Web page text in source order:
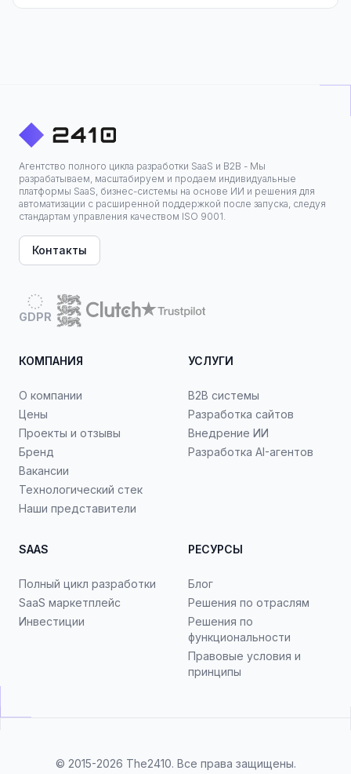
Агентство полного цикла разработки SaaS и B2B - Мы
разрабатываем, масштабируем и продаем индивидуальные
платформы SaaS, бизнес-системы на основе ИИ и решения для
автоматизации с расширенной поддержкой после запуска, следуя
стандартам управления качеством ISO 9001.
Контакты
GDPR
КОМПАНИЯ
О компании
Цены
Проекты и отзывы
Бренд
Вакансии
Технологический стек
Наши представители
УСЛУГИ
B2B системы
Разработка сайтов
Внедрение ИИ
Разработка AI-агентов
SAAS
Полный цикл разработки
SaaS маркетплейс
Инвестиции
РЕСУРСЫ
Блог
Решения по отраслям
Решения по
функциональности
Правовые условия и
принципы
© 2015-2026 The2410. Все права защищены.